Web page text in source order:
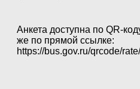
Анкета доступна по QR-
же по прямой ссылке:
https://bus.gov.ru/qrcode/